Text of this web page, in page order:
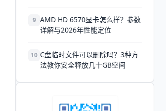
9 AMD HD 6570显卡怎么样？参数
详解与2026年性能定位
10 C盘临时文件可以删除吗？3种方
法教你安全释放几十GB空间